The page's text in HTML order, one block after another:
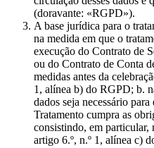
(doravante: «RGPD»).
A base jurídica para o
na medida em que o
execução do Contrato de
ou do Contrato de Conta
medidas antes da
1, alínea b) do RGPD; b.
dados seja necessário
Tratamento cumpra as
consistindo, em
artigo 6.º, n.º 1, alínea c)